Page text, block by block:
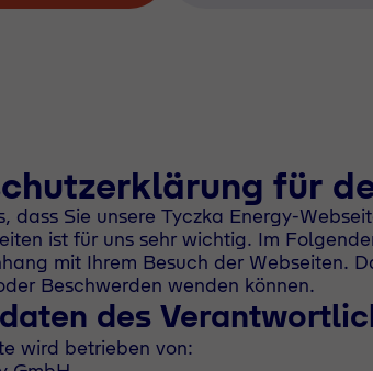
für
dass Sie unsere Tyczka Energy-
ist für uns sehr wichtig. Im
mit Ihrem Besuch der Webseiten.
Beschwerden wenden können.
des
wird betrieben von: